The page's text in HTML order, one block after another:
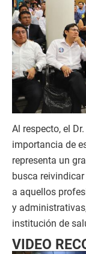
Al respecto, el
importancia de
representa un
busca
a aquellos
y
institución de
VIDEO